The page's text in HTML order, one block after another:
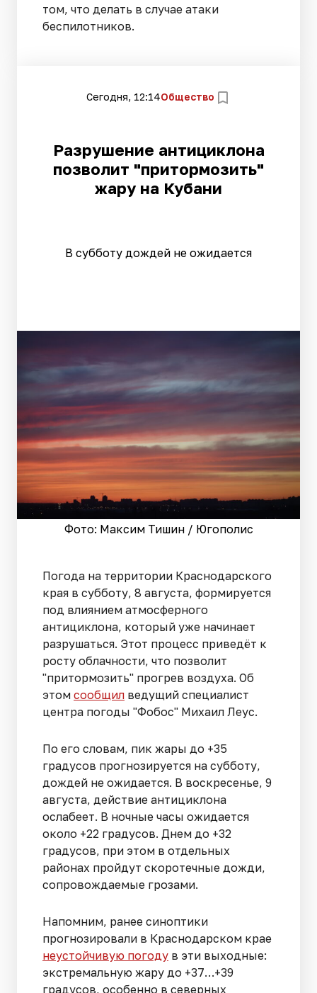
том, что делать в случае атаки
беспилотников.
Сегодня, 12:14Общество
Разрушение антициклона
позволит "притормозить"
жару на Кубани
В субботу дождей не ожидается
Фото: Максим Тишин / Югополис
Погода на территории Краснодарского
края в субботу, 8 августа, формируется
под влиянием атмосферного
антициклона, который уже начинает
разрушаться. Этот процесс приведёт к
росту облачности, что позволит
"притормозить" прогрев воздуха. Об
этом сообщил ведущий специалист
центра погоды "Фобос" Михаил Леус.
По его словам, пик жары до +35
градусов прогнозируется на субботу,
дождей не ожидается. В воскресенье, 9
августа, действие антициклона
ослабеет. В ночные часы ожидается
около +22 градусов. Днем до +32
градусов, при этом в отдельных
районах пройдут скоротечные дожди,
сопровождаемые грозами.
Напомним, ранее синоптики
прогнозировали в Краснодарском крае
неустойчивую погоду в эти выходные:
экстремальную жару до +37…+39
градусов, особенно в северных